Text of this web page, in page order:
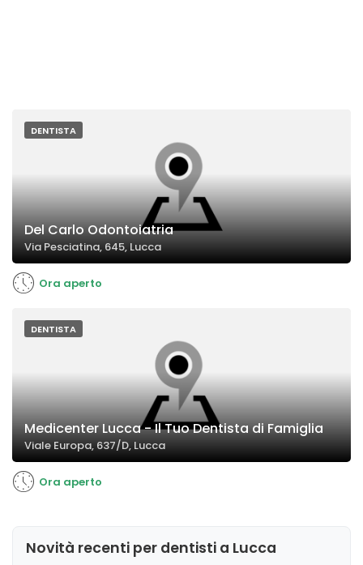
DENTISTA
Del Carlo Odontoiatria
Via Pesciatina, 645, Lucca
Ora aperto
DENTISTA
Medicenter Lucca - Il Tuo Dentista di Famiglia
Viale Europa, 637/D, Lucca
Ora aperto
Novità recenti per dentisti a Lucca